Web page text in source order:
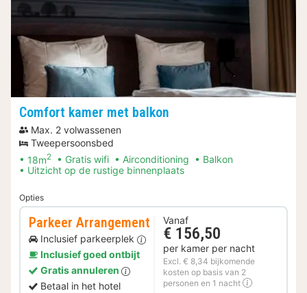
Comfort kamer met balkon
Max. 2 volwassenen
Tweepersoonsbed
18m2 Gratis wifi Airconditioning
Balkon
Uitzicht op de rustige binnenplaats
Opties
Parkeer Arrangement
Inclusief parkeerplek
Inclusief goed ontbijt
Gratis annuleren
Betaal in het hotel
Vanaf
€ 156,50
per kamer per nacht
Excl. € 8,34 bijkomende
kosten op basis van 2
personen en 1 nacht